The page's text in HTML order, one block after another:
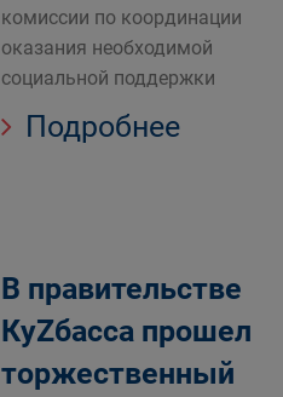
комиссии по координации
оказания необходимой
социальной поддержки
Подробнее
В правительстве
КуZбасса прошел
торжественный